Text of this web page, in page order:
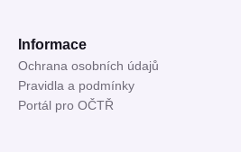
Informace
Ochrana osobních údajů
Pravidla a podmínky
Portál pro OČTŘ